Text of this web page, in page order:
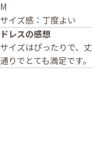
M
サイズ感：丁度よい
ドレスの感想
サイズはぴったりで、
通りでとても満足です。